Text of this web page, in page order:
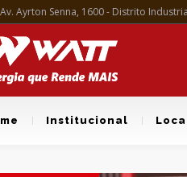
Av. Ayrton Senna, 1600 - Distrito
Institucional